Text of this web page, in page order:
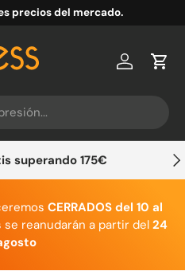
precios del mercado.
Cuenta
superando 175€
CERRADOS del 10 al
se reanudarán a partir del 24